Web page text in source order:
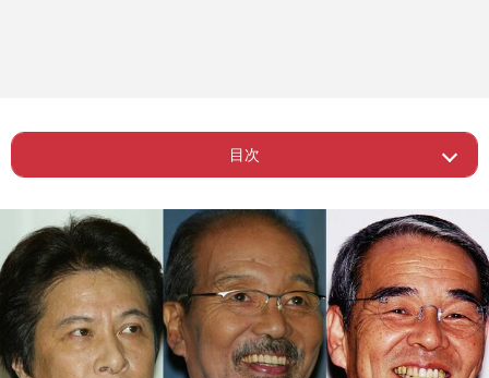
目次
Page 1
ー 長らく土曜夜8時の王者として君臨
し、日本中が見た番組
Page 2
ー ビートたけし、明石家さんま、島田
紳助らが